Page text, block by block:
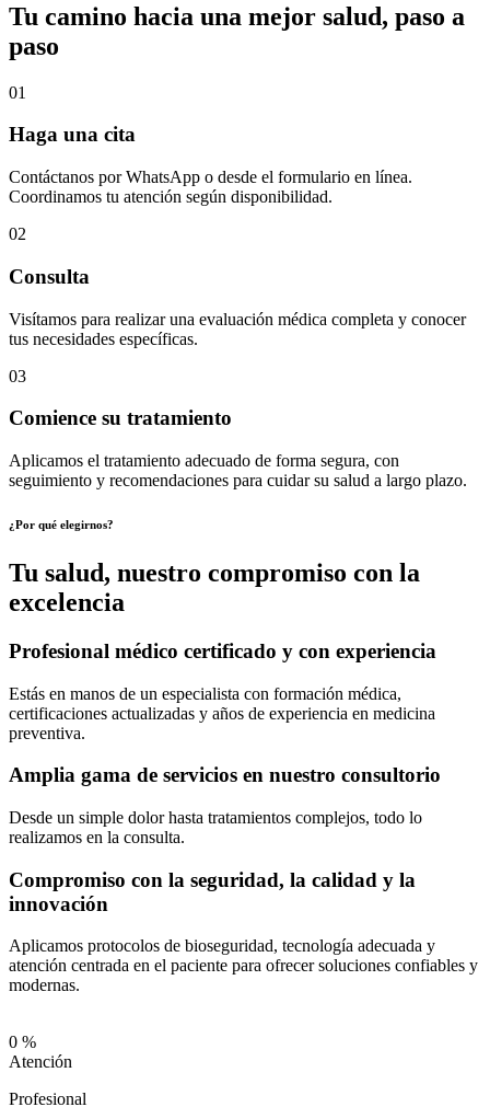
Tu camino hacia una mejor salud, paso a
paso
01
Haga una cita
Contáctanos por WhatsApp o desde el formulario en línea.
Coordinamos tu atención según disponibilidad.
02
Consulta
Visítamos para realizar una evaluación médica completa y conocer
tus necesidades específicas.
03
Comience su tratamiento
Aplicamos el tratamiento adecuado de forma segura, con
seguimiento y recomendaciones para cuidar su salud a largo plazo.
¿Por qué elegirnos?
Tu salud, nuestro compromiso con la
excelencia
Profesional médico certificado y con experiencia
Estás en manos de un especialista con formación médica,
certificaciones actualizadas y años de experiencia en medicina
preventiva.
Amplia gama de servicios en nuestro consultorio
Desde un simple dolor hasta tratamientos complejos, todo lo
realizamos en la consulta.
Compromiso con la seguridad, la calidad y la
innovación
Aplicamos protocolos de bioseguridad, tecnología adecuada y
atención centrada en el paciente para ofrecer soluciones confiables y
modernas.
0 %
Atención
Profesional